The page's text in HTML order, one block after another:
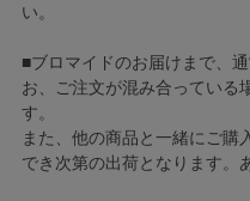
い。
■ブロマイドのお届けまで、
お、ご注文が混み合っている
す。
また、他の商品と一緒にご購
でき次第の出荷となります。